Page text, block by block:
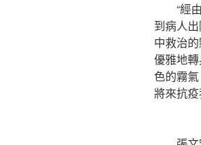
“經由
到病人
中救治
優雅地
色的霧
將來抗